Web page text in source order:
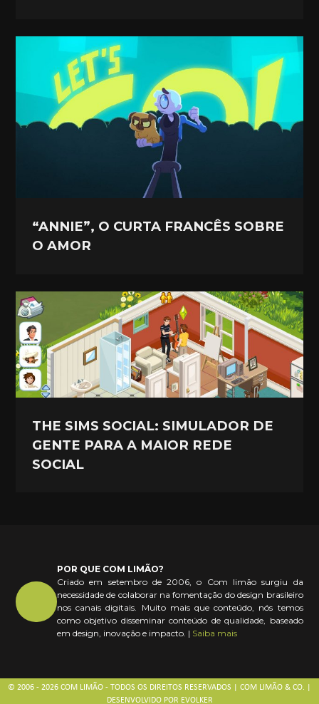
“ANNIE”, O CURTA FRANCÊS SOBRE
O AMOR
THE SIMS SOCIAL: SIMULADOR DE
GENTE PARA A MAIOR REDE
SOCIAL
POR QUE COM LIMÃO?
Criado em setembro de 2006, o Com limão surgiu da
necessidade de colaborar na fomentação do design brasileiro
nos canais digitais. Muito mais que conteúdo, nós temos
como objetivo disseminar conteúdo de qualidade, baseado
em design, inovação e impacto. | Saiba mais
© 2006 - 2026 COM LIMÃO - TODOS OS DIREITOS RESERVADOS | COM LIMÃO & CO. |
DESENVOLVIDO POR EVOLKER